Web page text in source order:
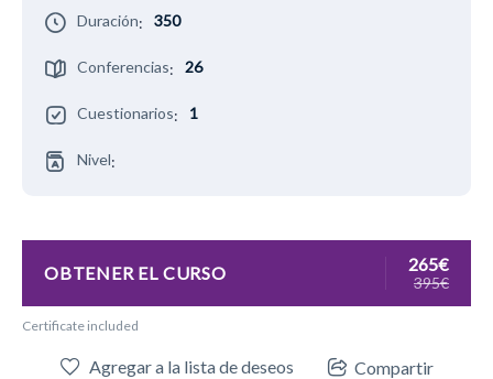
Duración: 350
Conferencias: 26
Cuestionarios: 1
Nivel:
OBTENER EL CURSO 265€
395€
Certificate included
Agregar a la lista de deseos Compartir